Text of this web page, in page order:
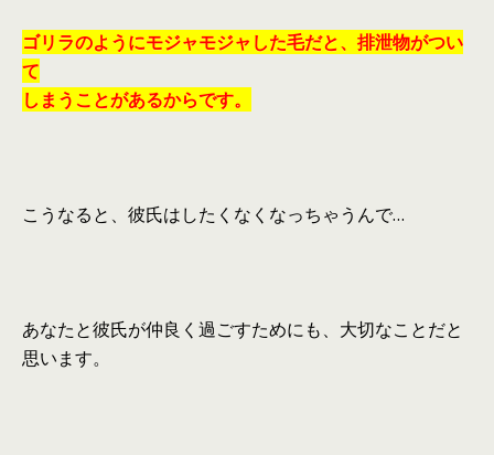
ゴリラのようにモジャモジャした毛だと、排泄物がつい
て
しまうことがあるからです。
こうなると、彼氏はしたくなくなっちゃうんで…
あなたと彼氏が仲良く過ごすためにも、大切なことだと
思います。